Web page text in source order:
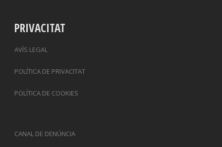
PRIVACITAT
AVÍS LEGAL
POLÍTICA DE PRIVACITAT
POLÍTICA DE COOKIES
CANAL DE DENÚNCIA